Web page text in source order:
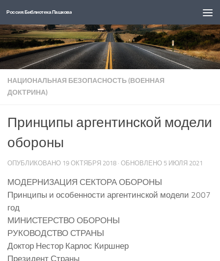
Перейти к содержимому
Россия: Библиотека Пашкова
НАЦИОНАЛЬНАЯ БЕЗОПАСНОСТЬ (ВОЕННАЯ
ДОКТРИНА)
Принципы аргентинской модели
обороны
ОПУБЛИКОВАНО 19 ОКТЯБРЯ 2018 · ОБНОВЛЕНО 5 ИЮЛЯ 2021
МОДЕРНИЗАЦИЯ СЕКТОРА ОБОРОНЫ
Принципы и особенности аргентинской модели 2007
год
МИНИСТЕРСТВО ОБОРОНЫ
РУКОВОДСТВО СТРАНЫ
Доктор Нестор Карлос Киршнер
Президент Страны